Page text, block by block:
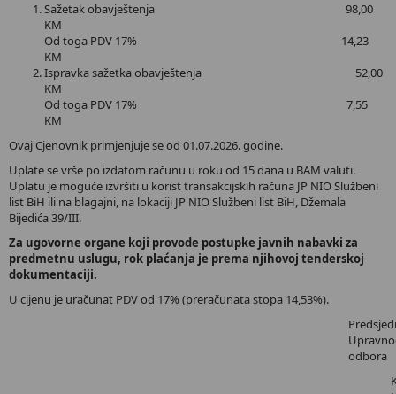
Sažetak obavještenja 98,00
KM
Od toga PDV 17% 14,23
KM
Ispravka sažetka obavještenja 52,00
KM
Od toga PDV 17% 7,55
KM
Ovaj Cjenovnik primjenjuje se od 01.07.2026. godine.
Uplate se vrše po izdatom računu u roku od 15 dana u BAM valuti.
Uplatu je moguće izvršiti u korist transakcijskih računa JP NIO Službeni
list BiH ili na blagajni, na lokaciji JP NIO Službeni list BiH, Džemala
Bijedića 39/III.
Za ugovorne organe koji provode postupke javnih nabavki za
predmetnu uslugu, rok plaćanja je prema njihovoj tenderskoj
dokumentaciji.
U cijenu je uračunat PDV od 17% (preračunata stopa 14,53%).
odbora